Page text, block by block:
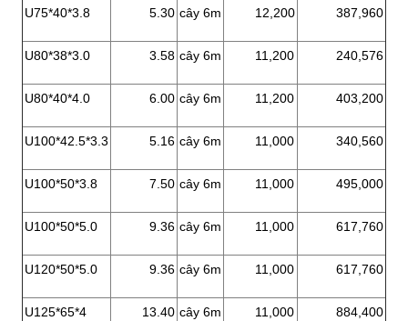
U75*40*3.8 5.30 cây 6m 12,200 387,960
U80*38*3.0 3.58 cây 6m 11,200 240,576
U80*40*4.0 6.00 cây 6m 11,200 403,200
U100*42.5*3.3 5.16 cây 6m 11,000 340,560
U100*50*3.8 7.50 cây 6m 11,000 495,000
U100*50*5.0 9.36 cây 6m 11,000 617,760
U120*50*5.0 9.36 cây 6m 11,000 617,760
U125*65*4 13.40 cây 6m 11,000 884,400